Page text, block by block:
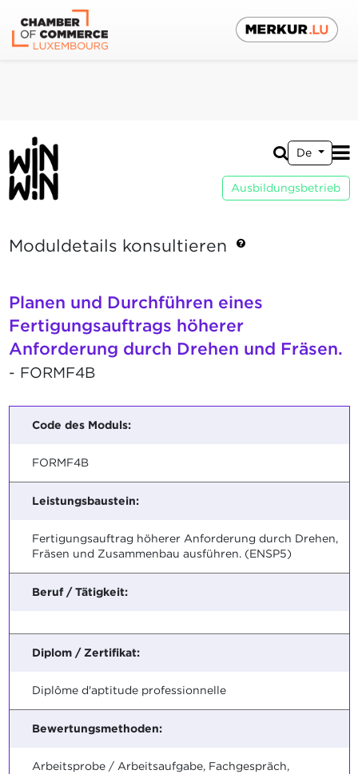
De
Ausbildungsbetrieb
Moduldetails konsultieren
Planen und Durchführen eines
Fertigungsauftrags höherer
Anforderung durch Drehen und Fräsen.
- FORMF4B
Code des Moduls:
FORMF4B
Leistungsbaustein:
Fertigungsauftrag höherer Anforderung durch Drehen,
Fräsen und Zusammenbau ausführen. (ENSP5)
Beruf / Tätigkeit:
Diplom / Zertifikat:
Diplôme d'aptitude professionnelle
Bewertungsmethoden:
Arbeitsprobe / Arbeitsaufgabe, Fachgespräch,